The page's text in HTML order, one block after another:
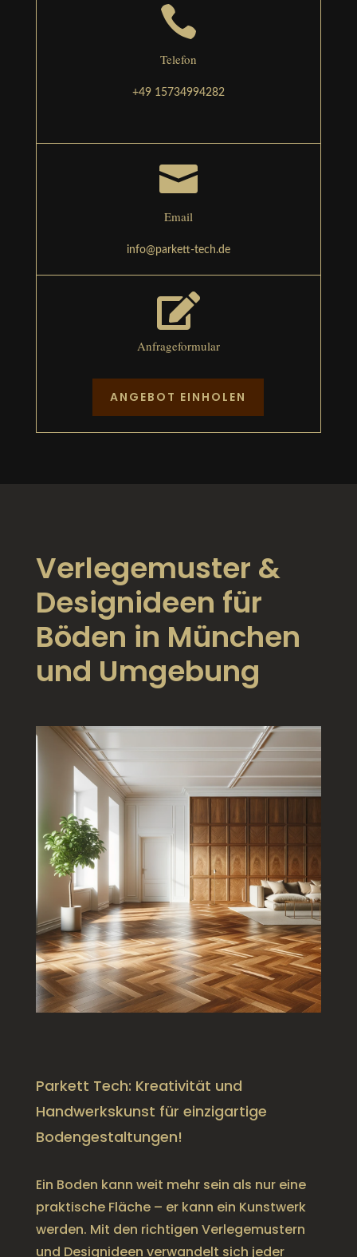

Telefon
+49 15734994282

Email
info@parkett-tech.de

Anfrageformular
ANGEBOT EINHOLEN
Verlegemuster &
Designideen für
Böden in München
und Umgebung
Parkett Tech: Kreativität und
Handwerkskunst für einzigartige
Bodengestaltungen!
Ein Boden kann weit mehr sein als nur eine
praktische Fläche – er kann ein Kunstwerk
werden. Mit den richtigen Verlegemustern
und Designideen verwandelt sich jeder